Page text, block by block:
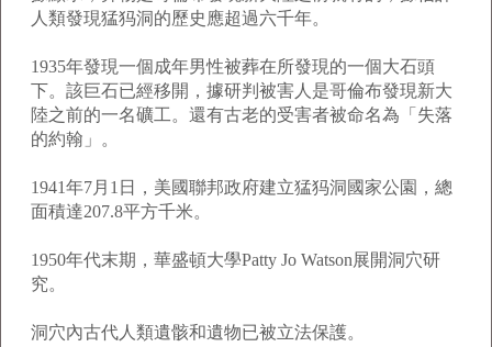
人類發現猛犸洞的歷史應超過六千年。
1935年發現一個成年男性被葬在所發現的一個大石頭
下。該巨石已經移開，據研判被害人是哥倫布發現新大
陸之前的一名礦工。還有古老的受害者被命名為「失落
的約翰」。
1941年7月1日，美國聯邦政府建立猛犸洞國家公園，總
面積達207.8平方千米。
1950年代末期，華盛頓大學Patty Jo Watson展開洞穴研
究。
洞穴內古代人類遺骸和遺物已被立法保護。